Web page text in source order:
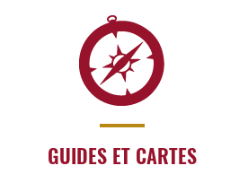
GUIDES ET CARTES